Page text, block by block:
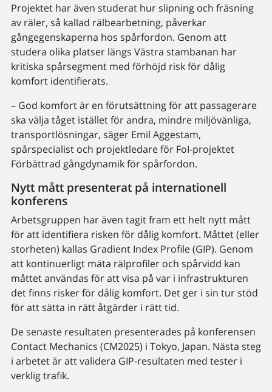
Projektet har även studerat hur slipning och fräsning
av räler, så kallad rälbearbetning, påverkar
gångegenskaperna hos spårfordon. Genom att
studera olika platser längs Västra stambanan har
kritiska spårsegment med förhöjd risk för dålig
komfort identifierats.
– God komfort är en förutsättning för att passagerare
ska välja tåget istället för andra, mindre miljövänliga,
transportlösningar, säger Emil Aggestam,
spårspecialist och projektledare för FoI-projektet
Förbättrad gångdynamik för spårfordon.
Nytt mått presenterat på internationell
konferens
Arbetsgruppen har även tagit fram ett helt nytt mått
för att identifiera risken för dålig komfort. Måttet (eller
storheten) kallas Gradient Index Profile (GIP). Genom
att kontinuerligt mäta rälprofiler och spårvidd kan
måttet användas för att visa på var i infrastrukturen
det finns risker för dålig komfort. Det ger i sin tur stöd
för att sätta in rätt åtgärder i rätt tid.
De senaste resultaten presenterades på konferensen
Contact Mechanics (CM2025) i Tokyo, Japan. Nästa steg
i arbetet är att validera GIP-resultaten med tester i
verklig trafik.